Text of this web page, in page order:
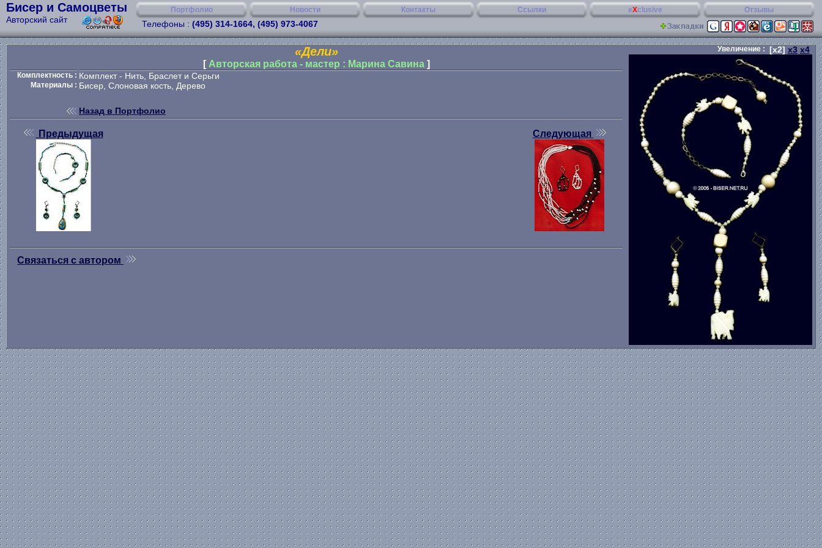
Бисер и Самоцветы
Авторский сайт
Портфолио Новости Контакты Ссылки eXclusive Отзывы
Телефоны : (495) 314-1664, (495) 973-4067
«Дели»
[Авторская работа - мастер : Марина Савина ]
Комплектность : Комплект - Нить, Браслет и Серьги
Материалы : Бисер, Слоновая кость, Дерево
Назад в Портфолио
Предыдущая Следующая
Связаться с автором
Увеличение : [x2] x3 x4